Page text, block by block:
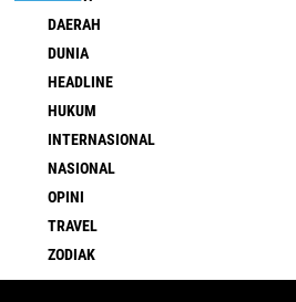
DAERAH
DUNIA
HEADLINE
HUKUM
INTERNASIONAL
NASIONAL
OPINI
TRAVEL
ZODIAK